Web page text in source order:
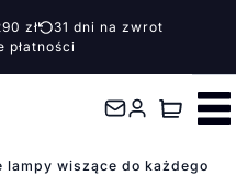
zł
31 dni na zwrot
płatności
lampy wiszące do każdego